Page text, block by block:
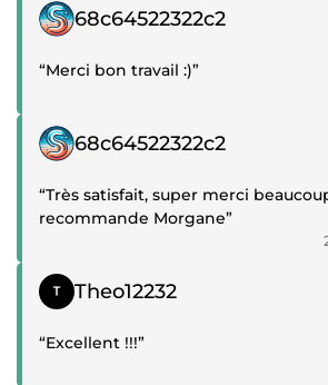
autre. Bref j'ai payé 20 euros pour
mérite même pas 5 euros. Très
Témoignage positif
68c64522322c2
“Merci bon travail :)”
Témoignage positif
68c64522322c2
“Très satisfait, super merci
recommande Morgane”
Témoignage positif
Theo12232
“Excellent !!!”